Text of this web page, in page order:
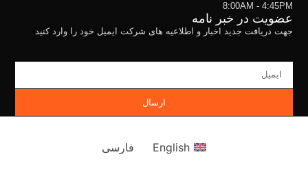
8:00AM - 4:45PM
عضویت در خبر نامه
جهت دریافت جدید اخبار و اطلاعیه های شرکت ایمیل خود را وارد کنید
ارسال
English فارسی